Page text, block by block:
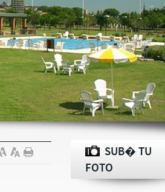
SUB� TU
FOTO